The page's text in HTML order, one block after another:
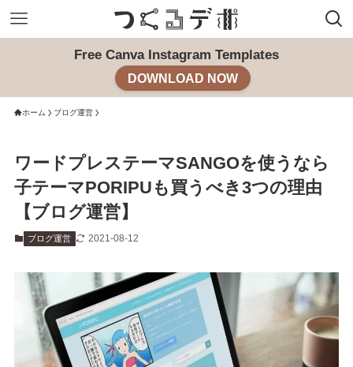
Free Canva Instagram Templates
DOWNLOAD NOW
ホーム ブログ運営
ワードプレステーマSANGOを使うなら
子テーマPORIPUも買うべき3つの理由
【ブログ運営】
ブログ運営 2021-08-12